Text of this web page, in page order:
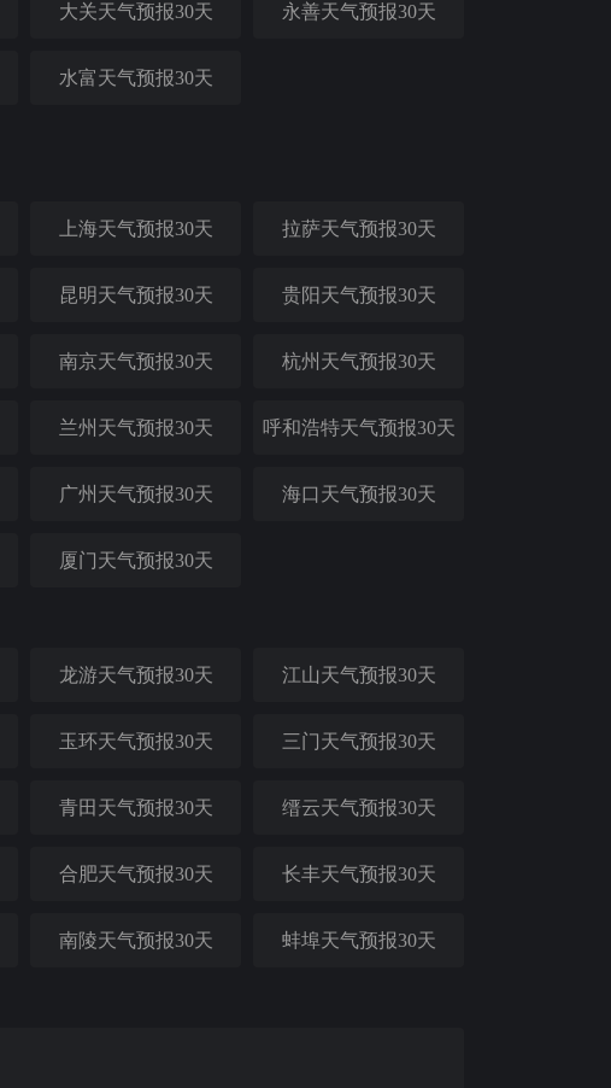
大关天气预报30天 永善天气预报30天
水富天气预报30天
上海天气预报30天 拉萨天气预报30天
昆明天气预报30天 贵阳天气预报30天
南京天气预报30天 杭州天气预报30天
兰州天气预报30天 呼和浩特天气预报30天
广州天气预报30天 海口天气预报30天
厦门天气预报30天
龙游天气预报30天 江山天气预报30天
玉环天气预报30天 三门天气预报30天
青田天气预报30天 缙云天气预报30天
合肥天气预报30天 长丰天气预报30天
南陵天气预报30天 蚌埠天气预报30天